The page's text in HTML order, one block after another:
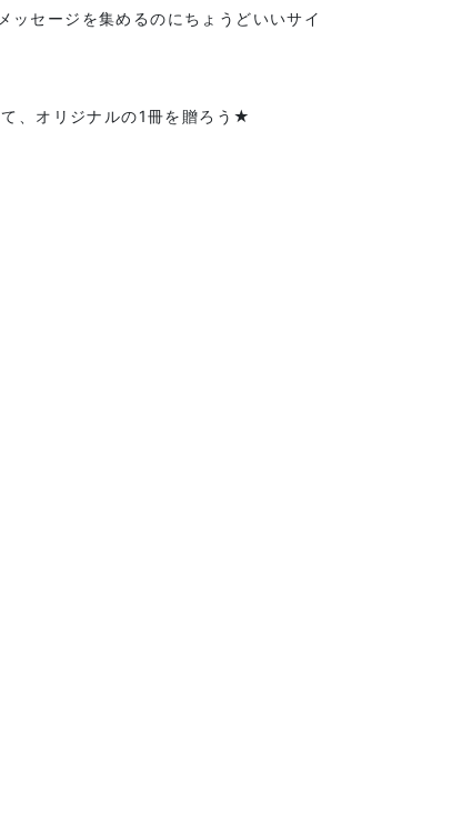
ッセージを集めるのにちょうどいいサイ
、オリジナルの1冊を贈ろう★